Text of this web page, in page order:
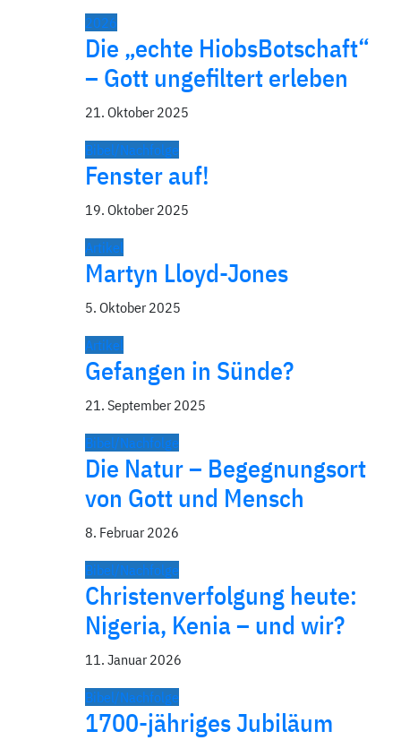
2026
Die „echte HiobsBotschaft“
– Gott ungefiltert erleben
21. Oktober 2025
Bibel/Nachfolge
Fenster auf!
19. Oktober 2025
Artikel
Martyn Lloyd-Jones
5. Oktober 2025
Artikel
Gefangen in Sünde?
21. September 2025
Bibel/Nachfolge
Die Natur – Begegnungsort
von Gott und Mensch
8. Februar 2026
Bibel/Nachfolge
Christenverfolgung heute:
Nigeria, Kenia – und wir?
11. Januar 2026
Bibel/Nachfolge
1700-jähriges Jubiläum